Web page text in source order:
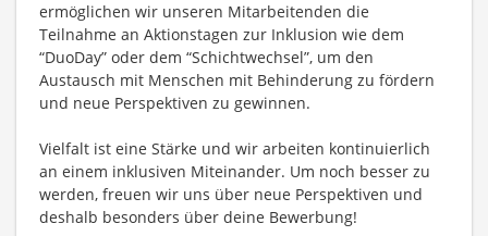
ermöglichen wir unseren Mitarbeitenden die
Teilnahme an Aktionstagen zur Inklusion wie dem
“DuoDay” oder dem “Schichtwechsel”, um den
Austausch mit Menschen mit Behinderung zu fördern
und neue Perspektiven zu gewinnen.
Vielfalt ist eine Stärke und wir arbeiten kontinuierlich
an einem inklusiven Miteinander. Um noch besser zu
werden, freuen wir uns über neue Perspektiven und
deshalb besonders über deine Bewerbung!